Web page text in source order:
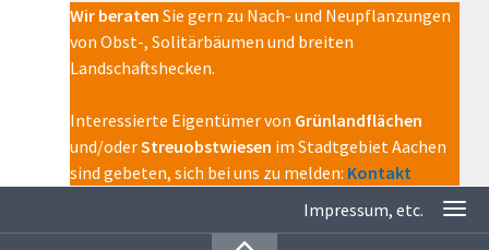
Wir beraten Sie gern zu Nach- und Neupflanzungen
von Obst-, Solitärbäumen und breiten
Landschaftshecken.
Interessierte Eigentümer von Grünlandflächen
und/oderStreuobstwiesen im Stadtgebiet Aachen
sind gebeten, sich bei uns zu melden: Kontakt